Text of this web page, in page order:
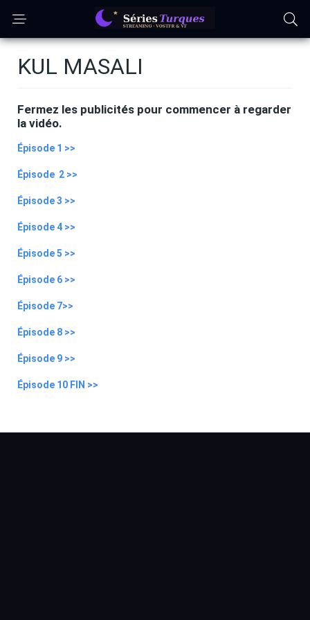
KUL MASALI
Fermez les publicités pour commencer à regarder
la vidéo.
Épisode 1 >>
Épisode 2 >>
Épisode 3 >>
Épisode 4 >>
Épisode 5 >>
Épisode 6 >>
Épisode 7>>
Épisode 8 >>
Épisode 9 >>
Épisode 10 FIN >>